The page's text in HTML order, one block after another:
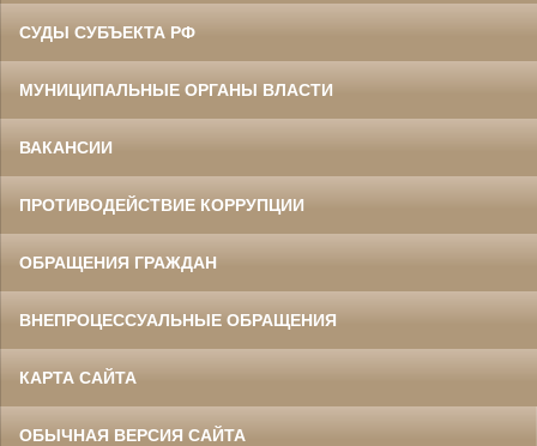
СУДЫ СУБЪЕКТА РФ
МУНИЦИПАЛЬНЫЕ ОРГАНЫ ВЛАСТИ
ВАКАНСИИ
ПРОТИВОДЕЙСТВИЕ КОРРУПЦИИ
ОБРАЩЕНИЯ ГРАЖДАН
ВНЕПРОЦЕССУАЛЬНЫЕ ОБРАЩЕНИЯ
КАРТА САЙТА
ОБЫЧНАЯ ВЕРСИЯ САЙТА